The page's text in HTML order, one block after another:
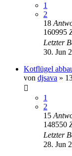
1
2
18
160995
Letzter
30. Jun
Kotflügel
von djsava »
1
2
15
148550
Letzter
28. Jun